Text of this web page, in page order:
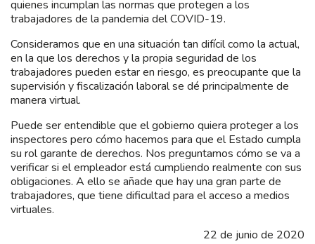
quienes incumplan las normas que protegen a los
trabajadores de la pandemia del COVID-19.
Consideramos que en una situación tan difícil como la actual,
en la que los derechos y la propia seguridad de los
trabajadores pueden estar en riesgo, es preocupante que la
supervisión y fiscalización laboral se dé principalmente de
manera virtual.
Puede ser entendible que el gobierno quiera proteger a los
inspectores pero cómo hacemos para que el Estado cumpla
su rol garante de derechos. Nos preguntamos cómo se va a
verificar si el empleador está cumpliendo realmente con sus
obligaciones. A ello se añade que hay una gran parte de
trabajadores, que tiene dificultad para el acceso a medios
virtuales.
22 de junio de 2020